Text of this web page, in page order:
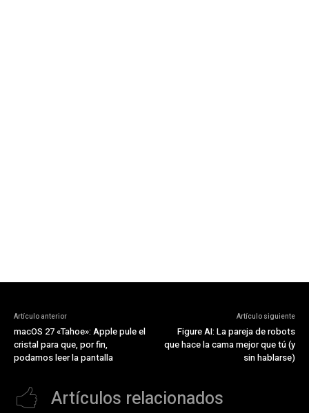
Artículo anterior
macOS 27 «Tahoe»: Apple pule el
cristal para que, por fin,
podamos leer la pantalla
Artículo siguiente
Figure AI: La pareja de robots
que hace la cama mejor que tú (y
sin hablarse)
Artículos relacionados